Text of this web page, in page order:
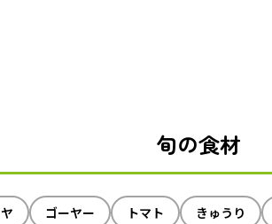
旬の食材
ゴーヤー トマト きゅうり